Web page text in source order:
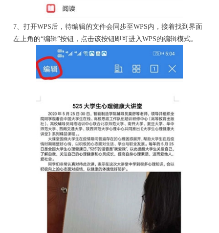
7、打开WPS后，待编辑的文件会同步至WPS内，接着找到界面
左上角的“编辑”按钮，点击该按钮即可进入WPS的编辑模式。